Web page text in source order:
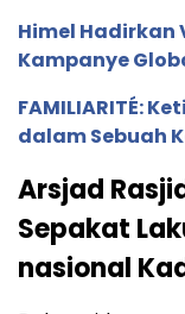
Himel Hadirkan
Kampanye
FAMILIARITÉ:
dalam Sebuah
Arsjad
Sepakat
nasional